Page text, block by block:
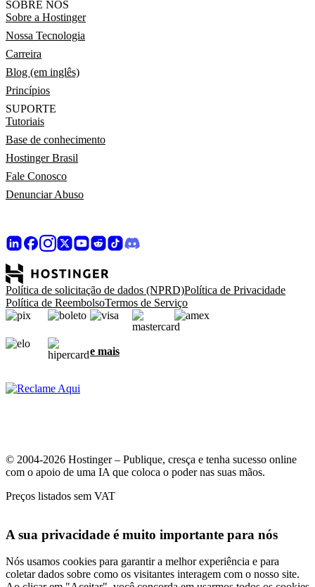
SOBRE NÓS
Sobre a Hostinger
Nossa Tecnologia
Carreira
Blog (em inglês)
Princípios
SUPORTE
Tutoriais
Base de conhecimento
Hostinger Brasil
Fale Conosco
Denunciar Abuso
Política de solicitação de dados (NPRD)Política de Privacidade
Política de ReembolsoTermos de Serviço
e mais
© 2004-2026 Hostinger – Publique, cresça e tenha sucesso online
com o apoio de uma IA que coloca o poder nas suas mãos.
Preços listados sem VAT
A sua privacidade é muito importante para nós
Nós usamos cookies para garantir a melhor experiência e para
coletar dados sobre como os visitantes interagem com o nosso site.